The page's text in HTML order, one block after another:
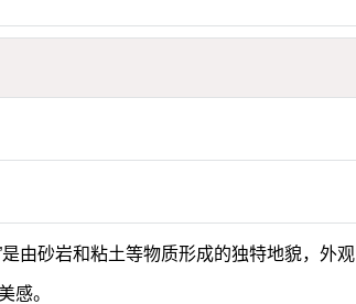
由砂岩和粘土等物质形成的独特地貌，外观
感。